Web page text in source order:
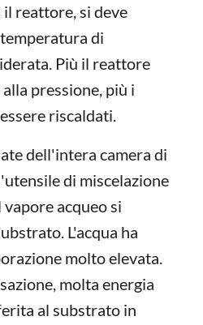
reattore, si deve
di
Più il reattore
pressione, più i
riscaldati.
dell'intera camera di
di miscelazione
acqueo si
L'acqua ha
molto elevata.
molta energia
al substrato in